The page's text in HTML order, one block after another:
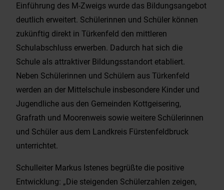
Einführung des M-Zweigs wurde das Bildungsangebot
deutlich erweitert. Schülerinnen und Schüler können
zukünftig direkt in Türkenfeld den mittleren
Schulabschluss erwerben. Dadurch hat sich die
Schule als attraktiver Bildungsstandort etabliert.
Neben Schülerinnen und Schülern aus Türkenfeld
werden an der Mittelschule insbesondere Kinder und
Jugendliche aus den Gemeinden Kottgeisering,
Grafrath und Moorenweis sowie weitere Schülerinnen
und Schüler aus dem Landkreis Fürstenfeldbruck
unterrichtet.
Schulleiter Markus Istenes begrüßte die positive
Entwicklung: „Die steigenden Schülerzahlen zeigen,